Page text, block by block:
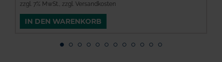
zzgl. 7% MwSt.,zzgl. Versandkosten
IN DEN WARENKORB